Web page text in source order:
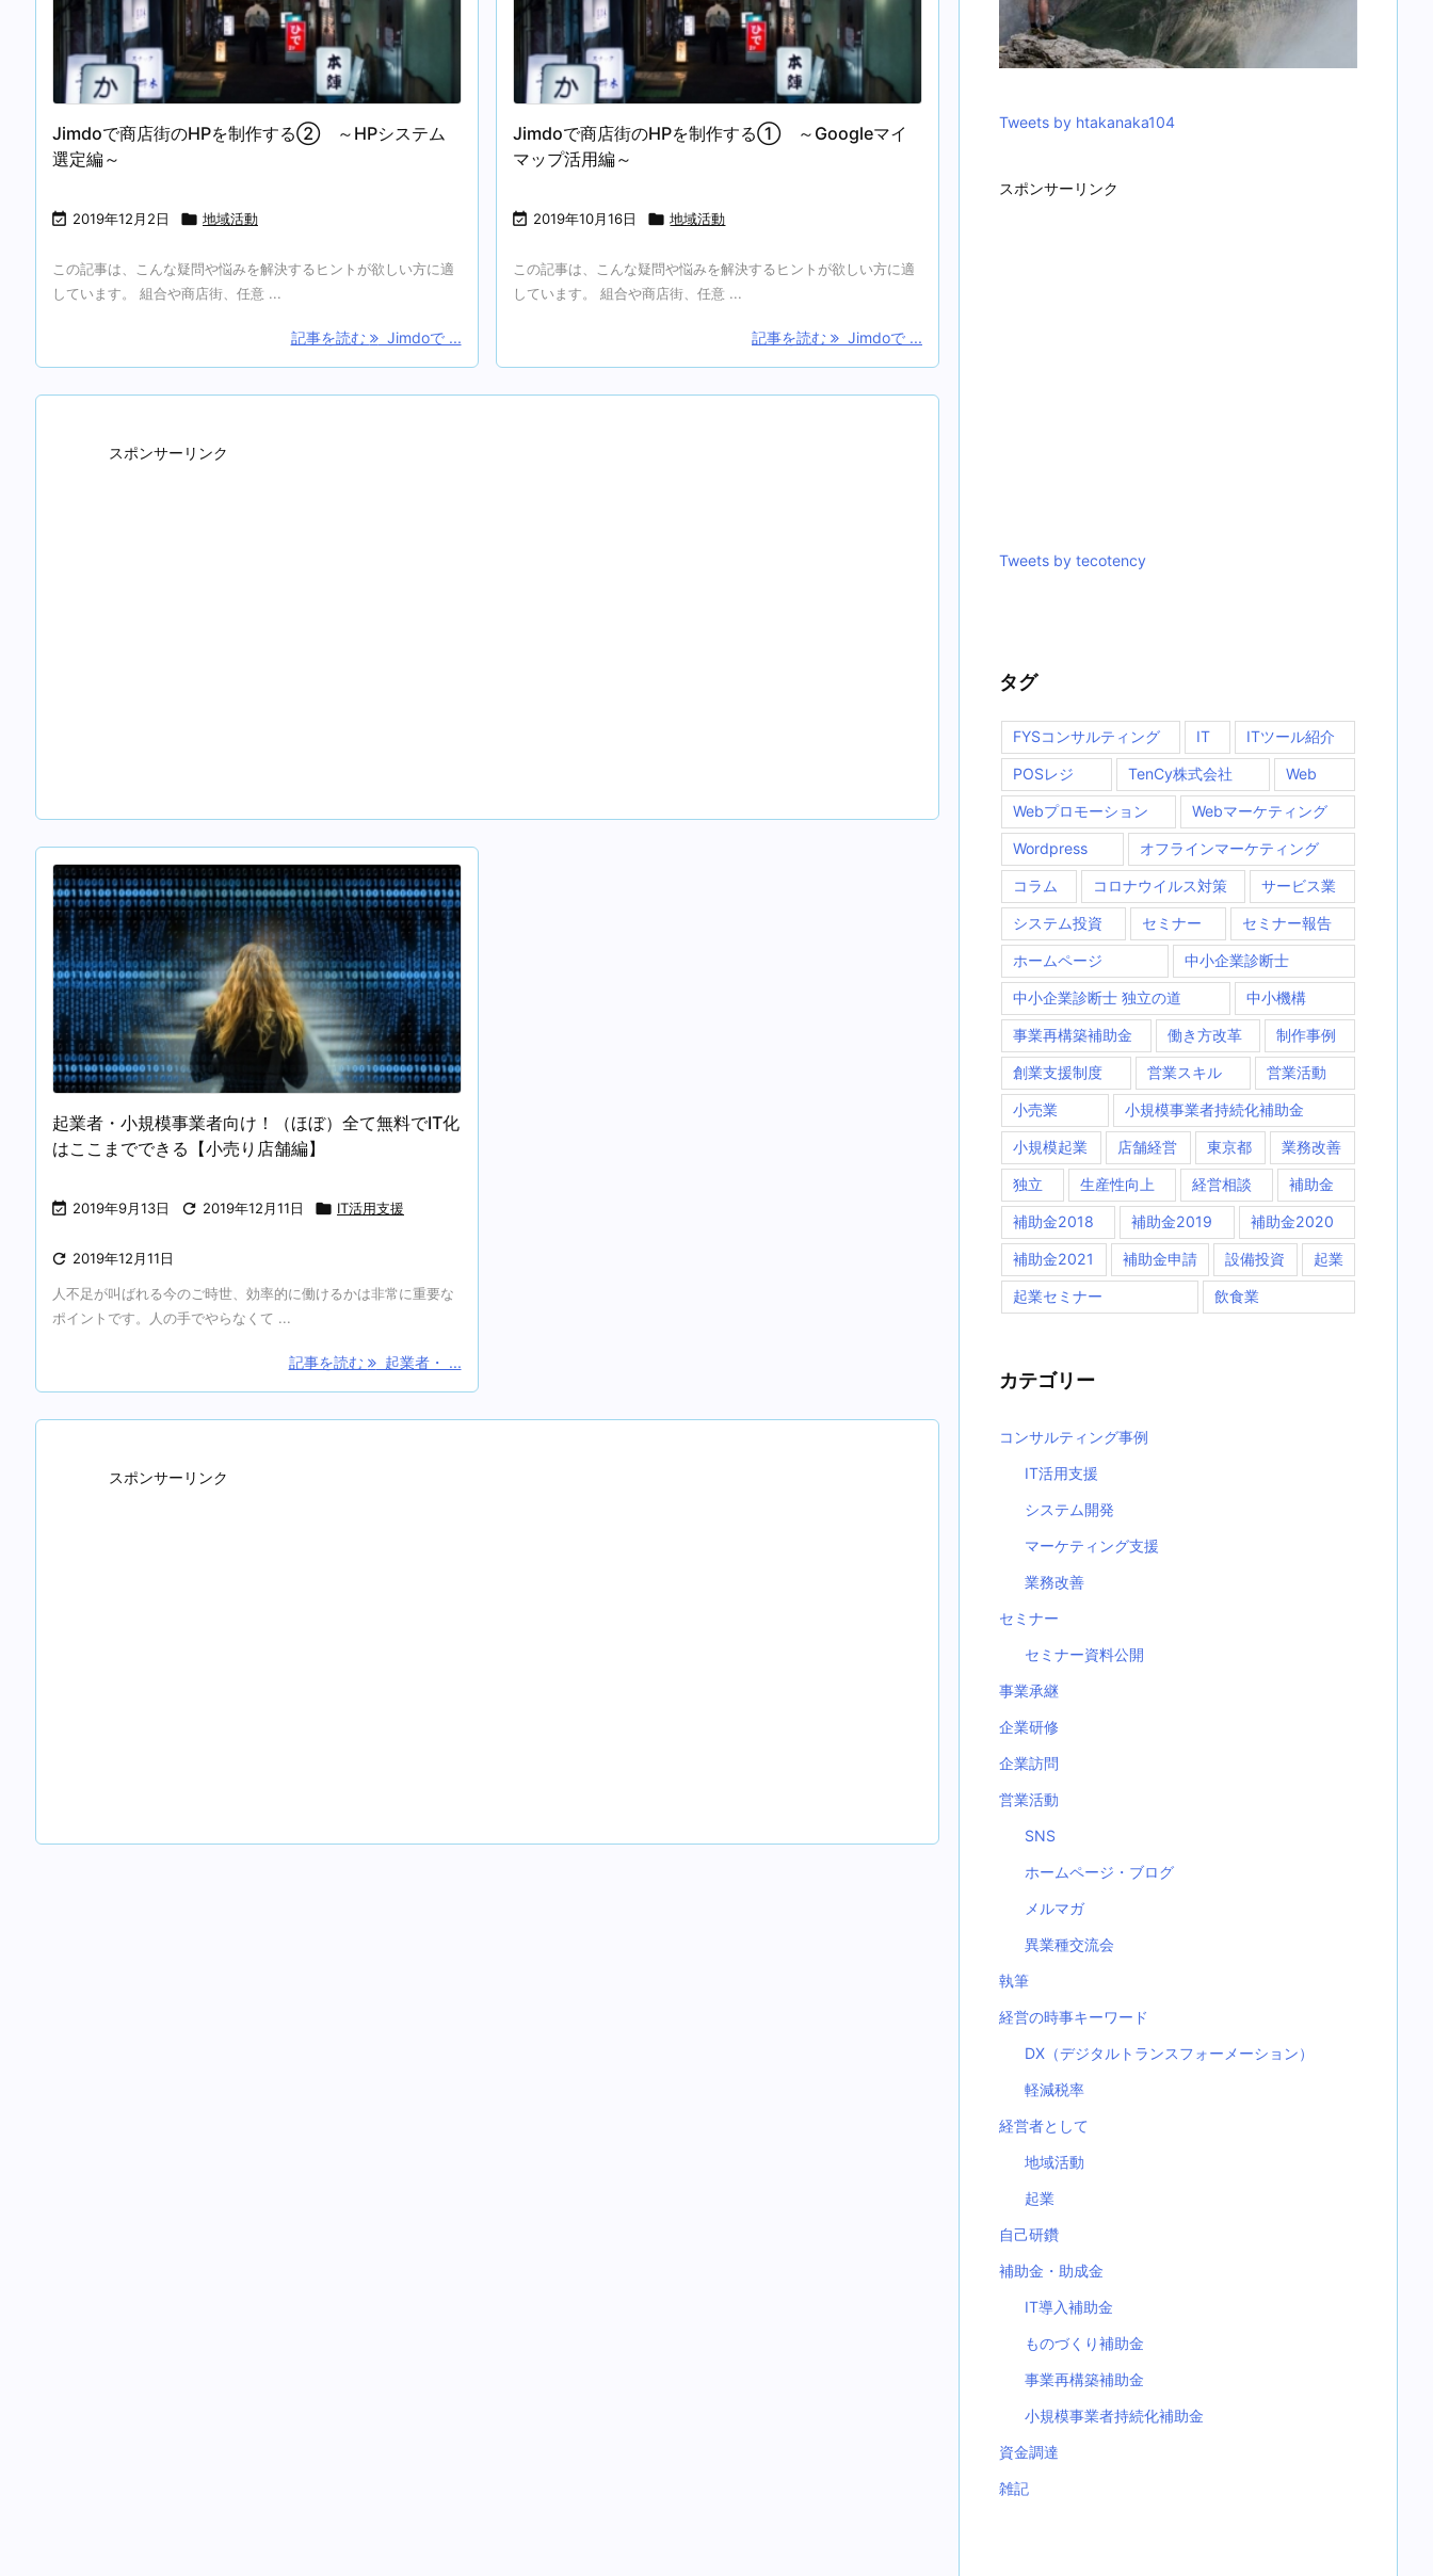
Jimdoで商店街のHPを制作する② ～HPシステム
選定編～
 2019年12月2日  地域活動
この記事は、こんな疑問や悩みを解決するヒントが欲しい方に適
しています。 組合や商店街、任意 ...
記事を読む Jimdoで ...
Jimdoで商店街のHPを制作する① ～Googleマイ
マップ活用編～
 2019年10月16日  地域活動
この記事は、こんな疑問や悩みを解決するヒントが欲しい方に適
しています。 組合や商店街、任意 ...
記事を読む Jimdoで ...
スポンサーリンク
起業者・小規模事業者向け！（ほぼ）全て無料でIT化
はここまでできる【小売り店舗編】
 2019年9月13日  2019年12月11日  IT活用支援
 2019年12月11日
人不足が叫ばれる今のご時世、効率的に働けるかは非常に重要な
ポイントです。人の手でやらなくて ...
記事を読む 起業者・ ...
スポンサーリンク
Tweets by htakanaka104
スポンサーリンク
Tweets by tecotency
タグ
FYSコンサルティング IT ITツール紹介
POSレジ TenCy株式会社 Web
Webプロモーション Webマーケティング
Wordpress オフラインマーケティング
コラム コロナウイルス対策 サービス業
システム投資 セミナー セミナー報告
ホームページ 中小企業診断士
中小企業診断士 独立の道 中小機構
事業再構築補助金 働き方改革 制作事例
創業支援制度 営業スキル 営業活動
小売業 小規模事業者持続化補助金
小規模起業 店舗経営 東京都 業務改善
独立 生産性向上 経営相談 補助金
補助金2018 補助金2019 補助金2020
補助金2021 補助金申請 設備投資 起業
起業セミナー 飲食業
カテゴリー
コンサルティング事例
IT活用支援
システム開発
マーケティング支援
業務改善
セミナー
セミナー資料公開
事業承継
企業研修
企業訪問
営業活動
SNS
ホームページ・ブログ
メルマガ
異業種交流会
執筆
経営の時事キーワード
DX（デジタルトランスフォーメーション）
軽減税率
経営者として
地域活動
起業
自己研鑽
補助金・助成金
IT導入補助金
ものづくり補助金
事業再構築補助金
小規模事業者持続化補助金
資金調達
雑記